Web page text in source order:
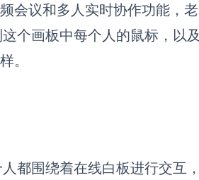
会议和多人实时协作功能，老
个画板中每个人的鼠标，以及
。
都围绕着在线白板进行交互，